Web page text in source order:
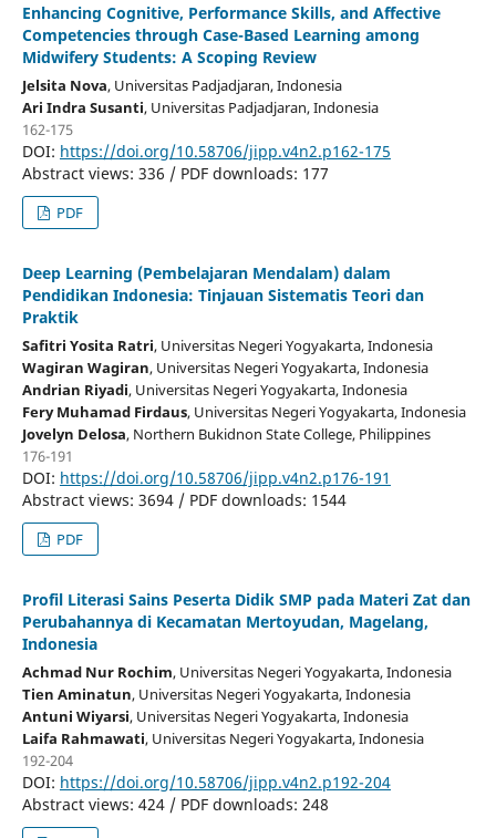
Enhancing Cognitive, Performance Skills, and Affective
Competencies through Case-Based Learning among
Midwifery Students: A Scoping Review
Jelsita Nova, Universitas Padjadjaran, Indonesia
Ari Indra Susanti, Universitas Padjadjaran, Indonesia
162-175
DOI: https://doi.org/10.58706/jipp.v4n2.p162-175
Abstract views: 336 / PDF downloads: 177
PDF
Deep Learning (Pembelajaran Mendalam) dalam
Pendidikan Indonesia: Tinjauan Sistematis Teori dan
Praktik
Safitri Yosita Ratri, Universitas Negeri Yogyakarta, Indonesia
Wagiran Wagiran, Universitas Negeri Yogyakarta, Indonesia
Andrian Riyadi, Universitas Negeri Yogyakarta, Indonesia
Fery Muhamad Firdaus, Universitas Negeri Yogyakarta, Indonesia
Jovelyn Delosa, Northern Bukidnon State College, Philippines
176-191
DOI: https://doi.org/10.58706/jipp.v4n2.p176-191
Abstract views: 3694 / PDF downloads: 1544
PDF
Profil Literasi Sains Peserta Didik SMP pada Materi Zat dan
Perubahannya di Kecamatan Mertoyudan, Magelang,
Indonesia
Achmad Nur Rochim, Universitas Negeri Yogyakarta, Indonesia
Tien Aminatun, Universitas Negeri Yogyakarta, Indonesia
Antuni Wiyarsi, Universitas Negeri Yogyakarta, Indonesia
Laifa Rahmawati, Universitas Negeri Yogyakarta, Indonesia
192-204
DOI: https://doi.org/10.58706/jipp.v4n2.p192-204
Abstract views: 424 / PDF downloads: 248